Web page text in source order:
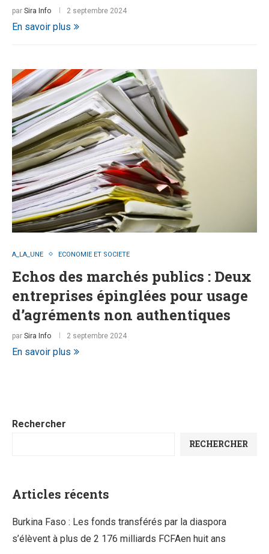
par Sira Info 2 septembre 2024
En savoir plus
A_LA_UNE ECONOMIE ET SOCIETE
Echos des marchés publics : Deux
entreprises épinglées pour usage
d’agréments non authentiques
par Sira Info 2 septembre 2024
En savoir plus
Rechercher
RECHERCHER
Articles récents
Burkina Faso : Les fonds transférés par la diaspora
s’élèvent à plus de 2 176 milliards FCFAen huit ans